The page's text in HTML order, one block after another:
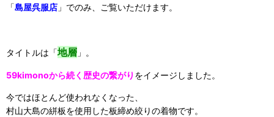
「島屋呉服店 」でのみ、ご覧いただけ ます。
タイトルは「地層 」。
59kimonoから続く歴史の繋がり をイメージしました。
今ではほとんど使われなくなった、
村山大島の絣板を使用した板締め絞りの着物です。